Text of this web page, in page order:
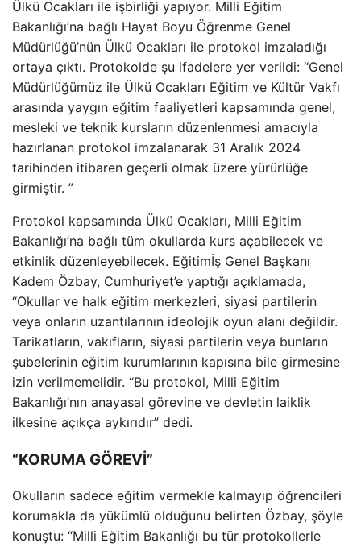
Ülkü Ocakları ile işbirliği yapıyor. Milli Eğitim
Bakanlığı’na bağlı Hayat Boyu Öğrenme Genel
Müdürlüğü’nün Ülkü Ocakları ile protokol imzaladığı
ortaya çıktı. Protokolde şu ifadelere yer verildi: “Genel
Müdürlüğümüz ile Ülkü Ocakları Eğitim ve Kültür Vakfı
arasında yaygın eğitim faaliyetleri kapsamında genel,
mesleki ve teknik kursların düzenlenmesi amacıyla
hazırlanan protokol imzalanarak 31 Aralık 2024
tarihinden itibaren geçerli olmak üzere yürürlüğe
girmiştir. ”
Protokol kapsamında Ülkü Ocakları, Milli Eğitim
Bakanlığı’na bağlı tüm okullarda kurs açabilecek ve
etkinlik düzenleyebilecek. Eğitimİş Genel Başkanı
Kadem Özbay, Cumhuriyet’e yaptığı açıklamada,
“Okullar ve halk eğitim merkezleri, siyasi partilerin
veya onların uzantılarının ideolojik oyun alanı değildir.
Tarikatların, vakıfların, siyasi partilerin veya bunların
şubelerinin eğitim kurumlarının kapısına bile girmesine
izin verilmemelidir. “Bu protokol, Milli Eğitim
Bakanlığı’nın anayasal görevine ve devletin laiklik
ilkesine açıkça aykırıdır” dedi.
“KORUMA GÖREVİ”
Okulların sadece eğitim vermekle kalmayıp öğrencileri
korumakla da yükümlü olduğunu belirten Özbay, şöyle
konuştu: “Milli Eğitim Bakanlığı bu tür protokollerle